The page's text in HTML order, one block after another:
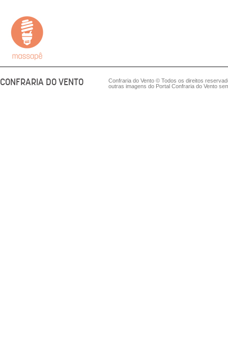
CONFRARIA DO VENTO
Confraria do Vento © Todos os direitos
outras imagens do Portal Confraria do Vento